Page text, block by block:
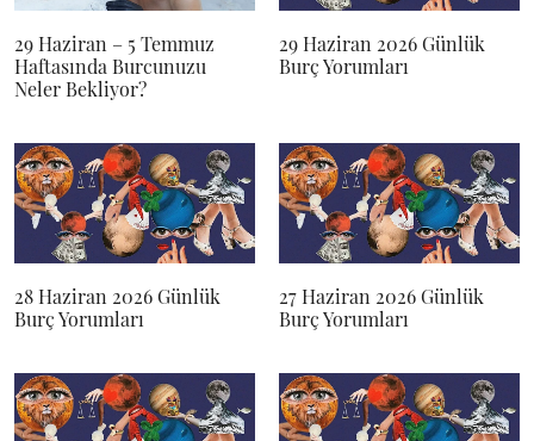
29 Haziran – 5 Temmuz
Haftasında Burcunuzu
Neler Bekliyor?
29 Haziran 2026 Günlük
Burç Yorumları
28 Haziran 2026 Günlük
Burç Yorumları
27 Haziran 2026 Günlük
Burç Yorumları